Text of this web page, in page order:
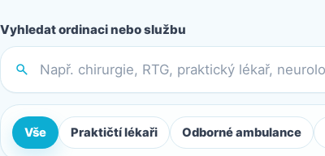
Vyhledat ordinaci nebo službu
Vše Praktičtí lékaři Odborné ambulance